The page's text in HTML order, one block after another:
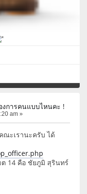
การคนแบบไหนคะ !
am »
ณะเรานะครับ ได้
14 คือ ชัยภูมิ สุรินทร์